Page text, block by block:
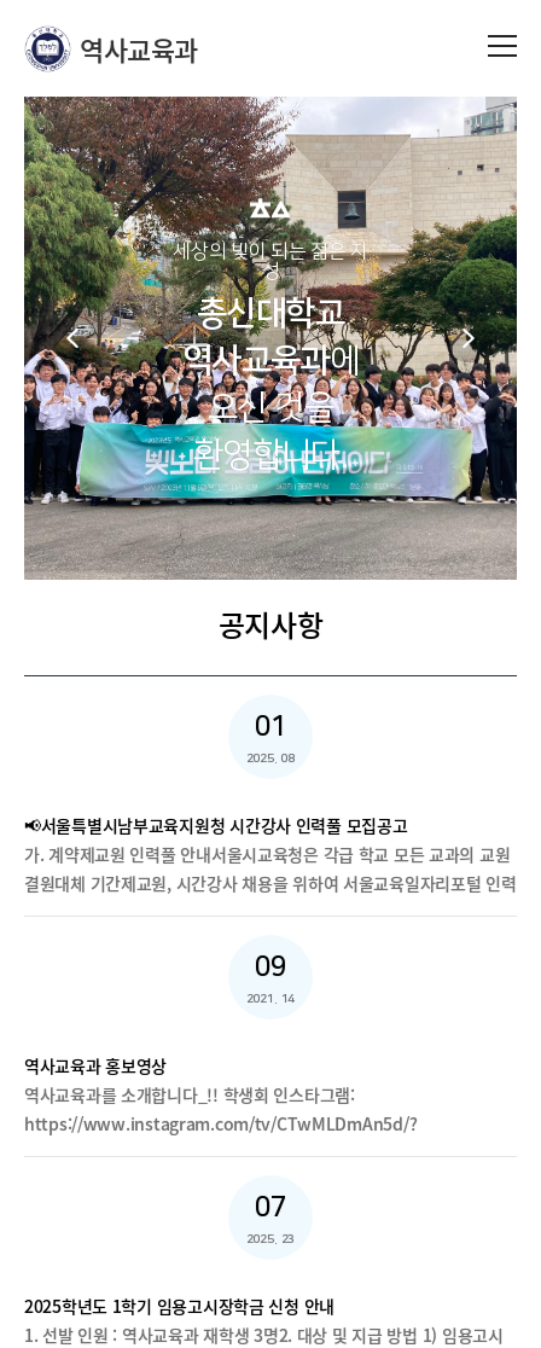
역사교육과
총신대학교
역사교육과
총신대학교
역사교육과
총신대학교
역사교육과
총신대학교
역사교육과
총신대학교
역사교육과
세상의 빛이 되는 젊은 지
성
총신대학교
역사교육과에
오신 것을
환영합니다.
총신대학교
역사교육과
총신대학교
역사교육과
총신대학교
역사교육과
총신대학교
역사교육과
총신대학교
역사교육과
공지사항
01
2025. 08
📢서울특별시남부교육지원청 시간강사 인력풀 모집공고
가. 계약제교원 인력풀 안내서울시교육청은 각급 학교 모든 교과의 교원
결원대체 기간제교원, 시간강사 채용을 위하여 서울교육일자리포털 인력
풀을 운용하고 있습니다. 교원자격증을 보유하고 있는 졸업에정자(25.2
며 학교에서 수요 발생시 별도의 공고절차 없이 기간제교원(6개월 미만)
이나 시간강사로 채용될 수 있습니다. 기간제교원 및 시간강사 근무 경력
참조하여 관심있는 분들의 많은 지원 바랍니다.나. 인력풀 모집 접수기
간: 매월 1일 ~ 15일다. 인력풀 모집 공고처: 서울교육일자리포털
(https://works.sen.go.kr/work/index.do)
지원청 계약제교원(기간제교원, 시간강사) 인력풀 모집 안내 포스터 1부.
09
2021. 14
역사교육과 홍보영상
역사교육과를 소개합니다_!! 학생회 인스타그램:
https://www.instagram.com/tv/CTwMLDmAn5d/?
utm_medium=copy_link학생회 페이스북: https://fb.watch/7--
07
2025. 23
2025학년도 1학기 임용고시장학금 신청 안내
1. 선발 인원 : 역사교육과 재학생 3명2. 대상 및 지급 방법 1) 임용고시